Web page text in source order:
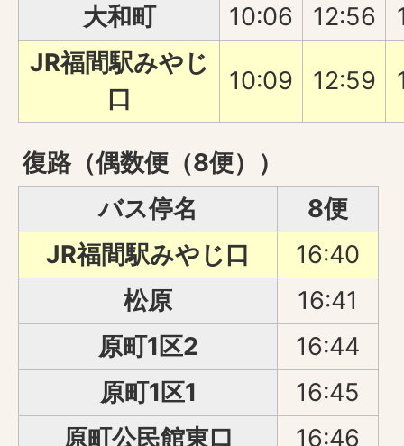
大和町
10:06 12:56
JR福間駅みやじ
口
10:09 12:59
復路（偶数便（8便））
バス停名
8便
JR福間駅みやじ口
16:40
松原
16:41
原町1区2
16:44
原町1区1
16:45
原町公民館東口
16:46